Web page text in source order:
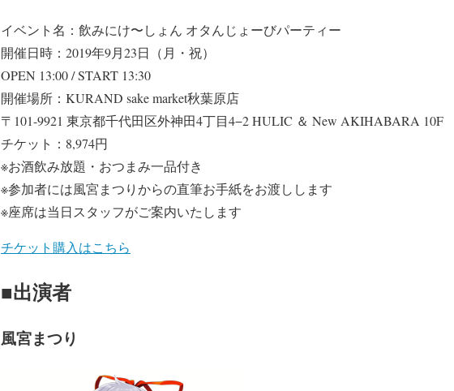
イベント名：飲みにけ〜しょん オタんじょーびパーティー
開催日時：2019年9月23日（月・祝）
OPEN 13:00 / START 13:30
開催場所：KURAND sake market秋葉原店
〒101-9921 東京都千代田区外神田4丁目4−2 HULIC ＆ New AKIHABARA 10F
チケット：8,974円
※お酒飲み放題・おつまみ一品付き
※参加者には風宮まつりからの直筆お手紙をお渡しします
※座席は当日スタッフがご案内いたします
チケット購入はこちら
■出演者
風宮まつり